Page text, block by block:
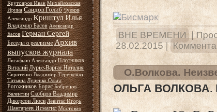
Крутояров Иван Михайловская
Ирина Саидов Голиб Чулков
Александр Криштул Илья
Владимир Басов Александр
Басов Герман Сергей
Беседы о реализме Архив
выпусков журнала
Лисафьин Александр Плотников
Виталий Лурье-Варгас Наталия
Сиротенко Владимир Терещенко
Татьяна Луценко Ольга
Рогожников Борис Бобрецов
Валентин Скобцов Владимир
Дикерсон Люси Левитас Игорь
Шангареев Исмагил Мостовая
ВНЕ ВРЕМЕНИ |
28.02.2015 |
О.Волкова.
ОЛЬГА